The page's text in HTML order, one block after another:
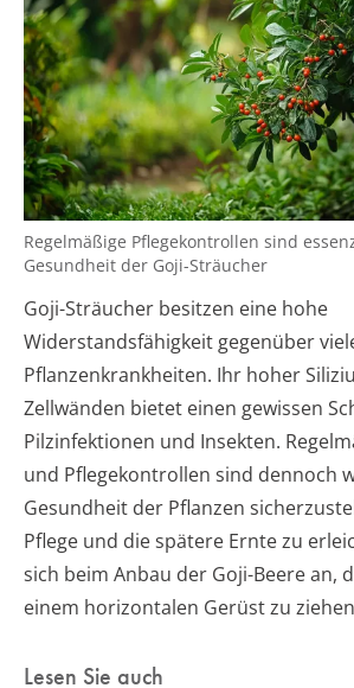
Regelmäßige Pflegekontrollen sind
Gesundheit der Goji-Sträucher
Goji-Sträucher besitzen eine hohe
Widerstandsfähigkeit gegenüber
Pflanzenkrankheiten. Ihr hoher
Zellwänden bietet einen gewissen
Pilzinfektionen und Insekten.
und Pflegekontrollen sind dennoch
Gesundheit der Pflanzen
Pflege und die spätere Ernte zu
sich beim Anbau der Goji-Beere an,
einem horizontalen Gerüst zu
Lesen Sie auch